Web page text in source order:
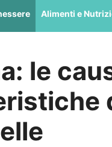
Alimenti e
le